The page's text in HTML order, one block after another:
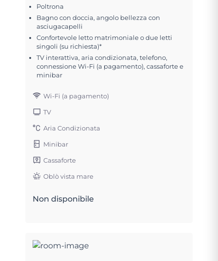
Poltrona
Bagno con doccia, angolo bellezza con
asciugacapelli
Confortevole letto matrimoniale o due letti
singoli (su richiesta)*
TV interattiva, aria condizionata, telefono,
connessione Wi-Fi (a pagamento), cassaforte e
minibar
Wi-Fi (a pagamento)
TV
Aria Condizionata
Minibar
Cassaforte
Oblò vista mare
Non disponibile